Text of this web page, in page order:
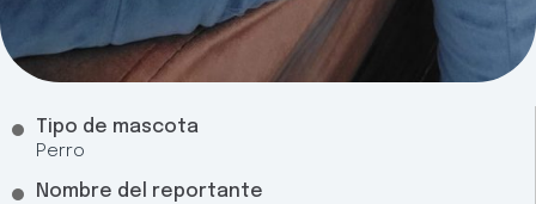
Tipo de mascota
Perro
Nombre del reportante